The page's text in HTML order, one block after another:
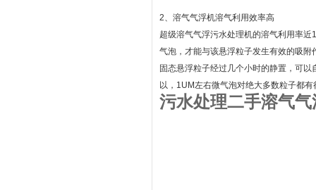
2、溶气气浮机溶气利用效率高
超级溶气气浮污水处理机的溶气利用率
气泡，才能与该悬浮粒子发生有效的吸
固态悬浮粒子经过几个小时的静置，可
以，1UM左右微气泡对绝大多数粒子都
污水处理二手溶气气